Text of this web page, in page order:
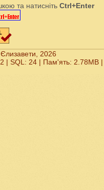
та натисніть Ctrl+Enter
2026
| SQL: 24 | Пам'ять: 2.78MB|